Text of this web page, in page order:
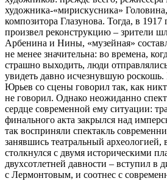
художника-«мирискусника»
композитора Глазунова. Тогда, в
произвел реконструкцию – зрители
Арбенина и Нины, «музейная»
не менее значительна: во времена,
страшно выходить, люди
увидеть давно исчезнувшую
Юрьев со сцены говорил так, как
не говорил. Однако неожиданно
сердце современной ему ситуации:
финального акта закрылся над
так восприняли спектакль
занявшись театральный археологией,
столкнулся с двумя историческими
двухсотлетней давности – вступил в
с Лермонтовым, и соотнес с